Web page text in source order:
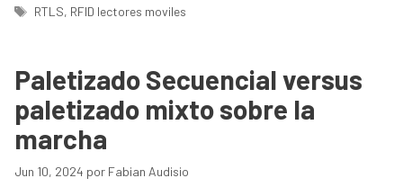
Etiquetas
RTLS, RFID lectores moviles
Paletizado Secuencial versus
paletizado mixto sobre la
marcha
Jun 10, 2024 por Fabian Audisio